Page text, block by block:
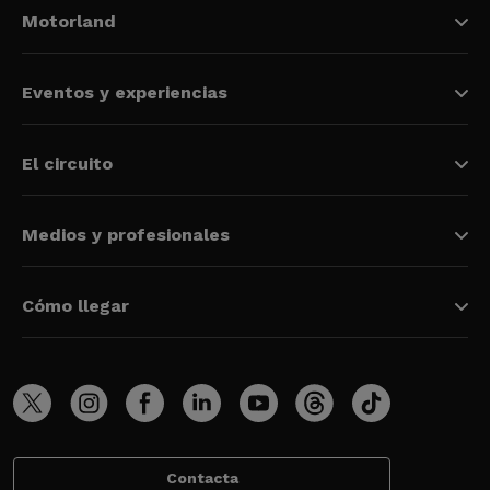
Motorland
Eventos y experiencias
El circuito
Medios y profesionales
Cómo llegar
Contacta